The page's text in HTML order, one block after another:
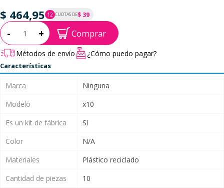
$ 464,95 12 CUOTAS DE$ 39
P.T.F. $ 465
Cantidad:
- + Comprar
Métodos de envío ¿Cómo puedo pagar?
Características
Marca
Ninguna
Modelo
x10
Es un kit de fábrica
Sí
Color
N/A
Materiales
Plástico reciclado
Cantidad de piezas
10